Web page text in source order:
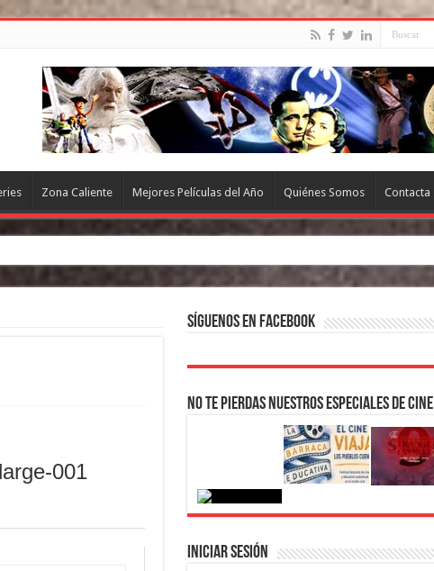
Zona Caliente Mejores Películas del Año Quiénes Somos Contacta
Síguenos en Facebook
No te pierdas nuestros Especiales de Cine
Iniciar Sesión